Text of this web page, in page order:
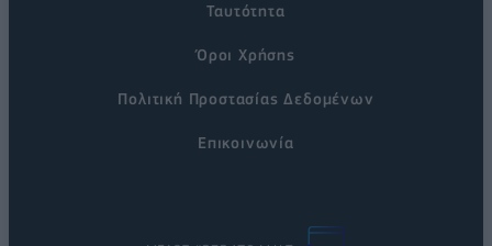
Ταυτότητα
Όροι Χρήσης
Πολιτική Προστασίας Δεδομένων
Επικοινωνία